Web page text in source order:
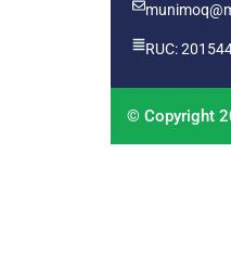
RUC:
© Copyright